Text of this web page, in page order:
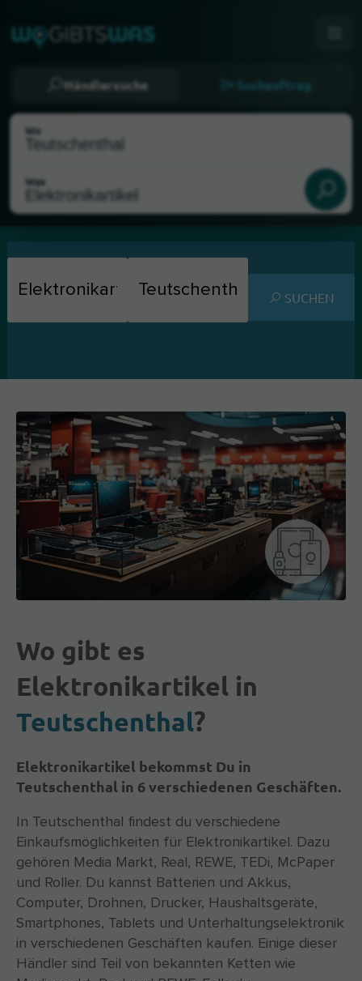
Händlersuche Suchauftrag
Wo
Was
SUCHEN
Wo gibt es
Elektronikartikel in
Teutschenthal?
Elektronikartikel bekommst Du in
Teutschenthal in 6 verschiedenen Geschäften.
In Teutschenthal findest du verschiedene
Einkaufsmöglichkeiten für Elektronikartikel. Dazu
gehören Media Markt, Real, REWE, TEDi, McPaper
und Roller. Du kannst Batterien und Akkus,
Computer, Drohnen, Drucker, Haushaltsgeräte,
Smartphones, Tablets und Unterhaltungselektronik
in verschiedenen Geschäften kaufen. Einige dieser
Händler sind Teil von bekannten Ketten wie